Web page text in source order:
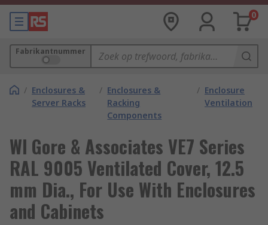
0
Fabrikantnummer
/ Enclosures &
Server Racks
/ Enclosures &
Racking
Components
/ Enclosure
Ventilation
Wl Gore & Associates VE7 Series
RAL 9005 Ventilated Cover, 12.5
mm Dia., For Use With Enclosures
and Cabinets